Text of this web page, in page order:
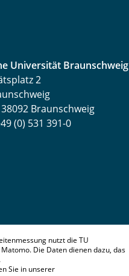
Universität Braunschweig
2
Braunschweig
(0) 531 391-0
nutzt die TU
Die Daten dienen dazu, das
Sie in unserer